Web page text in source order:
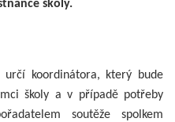
školy.
určí koordinátora, který bude
školy a v případě potřeby
soutěže spolkem